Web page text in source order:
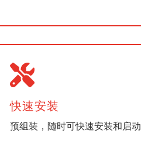
快速安装
预组装，随时可快速安装和启动